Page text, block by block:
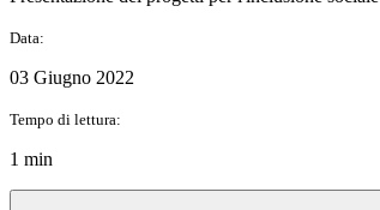
Data:
03 Giugno 2022
Tempo di lettura:
1 min